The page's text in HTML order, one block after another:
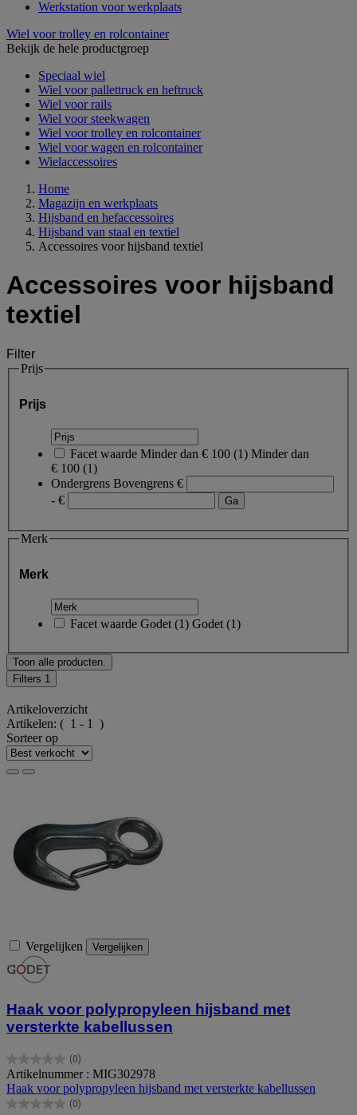
Werkstation voor werkplaats
Wiel voor trolley en rolcontainer
Bekijk de hele productgroep
Speciaal wiel
Wiel voor pallettruck en heftruck
Wiel voor rails
Wiel voor steekwagen
Wiel voor trolley en rolcontainer
Wiel voor wagen en rolcontainer
Wielaccessoires
Home
Magazijn en werkplaats
Hijsband en hefaccessoires
Hijsband van staal en textiel
Accessoires voor hijsband textiel
Accessoires voor hijsband
textiel
Filter
Prijs
Prijs
Facet waarde Minder dan € 100 (1) Minder dan
€ 100 (1)
Ondergrens Bovengrens €
- €
Merk
Merk
Facet waarde Godet (1) Godet (1)
Toon alle producten.
Filters 1
Artikeloverzicht
Artikelen: ( 1 - 1 )
Sorteer op
Vergelijken Vergelijken
Haak voor polypropyleen hijsband met
versterkte kabellussen
(0)
0.0
van
de
5
Artikelnummer : MIG302978
Haak voor polypropyleen hijsband met versterkte kabellussen
(0)
0.0